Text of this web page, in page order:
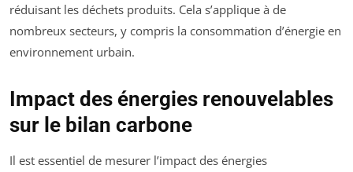
réduisant les déchets produits. Cela s’applique à de
nombreux secteurs, y compris la consommation d’énergie en
environnement urbain.
Impact des énergies renouvelables
sur le bilan carbone
Il est essentiel de mesurer l’impact des énergies